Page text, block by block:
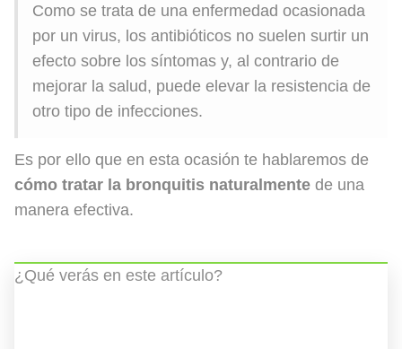
Como se trata de una enfermedad ocasionada
por un virus, los antibióticos no suelen surtir un
efecto sobre los síntomas y, al contrario de
mejorar la salud, puede elevar la resistencia de
otro tipo de infecciones.
Es por ello que en esta ocasión te hablaremos de
cómo tratar la bronquitis naturalmente de una
manera efectiva.
¿Qué verás en este artículo?